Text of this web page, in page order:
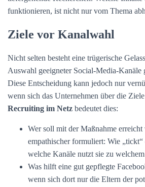
funktionieren, ist nicht nur vom Thema
Ziele vor Kanalwahl
Nicht selten besteht eine trügerische
Auswahl geeigneter Social-Media-Kanäle
Diese Entscheidung kann jedoch nur
wenn sich das Unternehmen über die
Recruiting im Netz bedeutet dies:
Wer soll mit der Maßnahme erreicht
empathischer formuliert: Wie
welche Kanäle nutzt sie zu
Was hilft eine gut gepflegte
wenn sich dort nur die Eltern der